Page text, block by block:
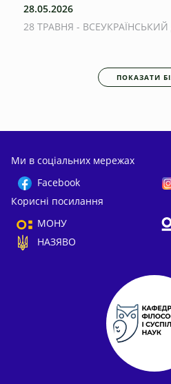
28.05.2026
28 ТРАВНЯ -
ПОКАЗАТИ
Ми в соціальних мережах
Facebook
Корисні посилання
МОНУ
НАЗЯВО